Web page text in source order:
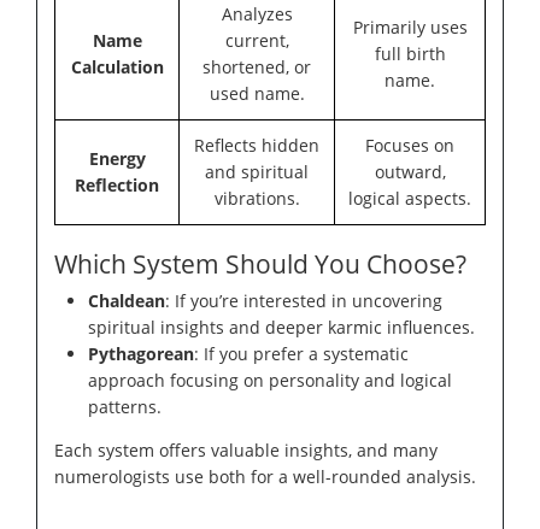
Name
Calculation
Analyzes
current,
shortened, or
used name.
Primarily uses
full birth
name.
Energy
Reflection
Reflects hidden
and spiritual
vibrations.
Focuses on
outward,
logical aspects.
Which System Should You Choose?
Chaldean: If you’re interested in uncovering
spiritual insights and deeper karmic influences.
Pythagorean: If you prefer a systematic
approach focusing on personality and logical
patterns.
Each system offers valuable insights, and many
numerologists use both for a well-rounded analysis.